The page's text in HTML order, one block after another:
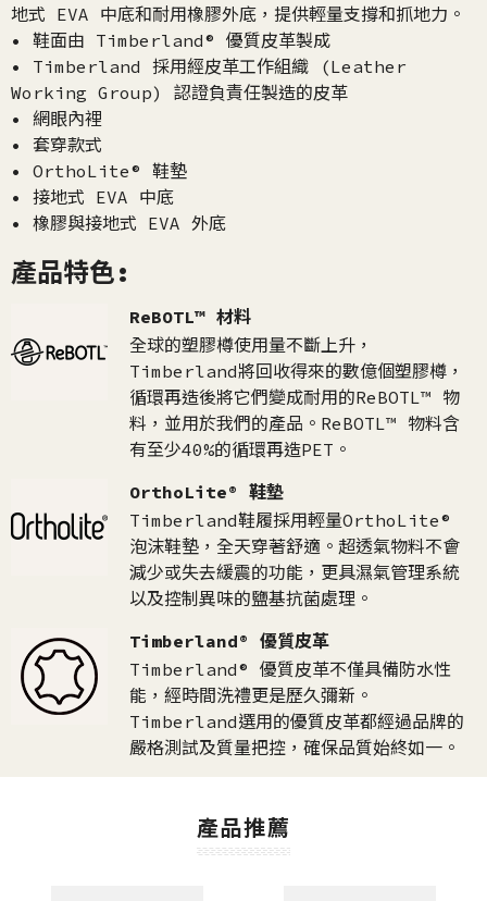
地式 EVA 中底和耐用橡膠外底，提供輕量支撐和抓地力。
• 鞋面由 Timberland® 優質皮革製成
• Timberland 採用經皮革工作組織 (Leather
Working Group) 認證負責任製造的皮革
• 網眼內裡
• 套穿款式
• OrthoLite® 鞋墊
• 接地式 EVA 中底
• 橡膠與接地式 EVA 外底
產品特色:
ReBOTL™ 材料
全球的塑膠樽使用量不斷上升，
Timberland將回收得來的數億個塑膠樽，
循環再造後將它們變成耐用的ReBOTL™ 物
料，並用於我們的產品。ReBOTL™ 物料含
有至少40%的循環再造PET。
OrthoLite® 鞋墊
Timberland鞋履採用輕量OrthoLite®
泡沫鞋墊，全天穿著舒適。超透氣物料不會
減少或失去緩震的功能，更具濕氣管理系統
以及控制異味的鹽基抗菌處理。
Timberland® 優質皮革
Timberland® 優質皮革不僅具備防水性
能，經時間洗禮更是歷久彌新。
Timberland選用的優質皮革都經過品牌的
嚴格測試及質量把控，確保品質始終如一。​
產品推薦